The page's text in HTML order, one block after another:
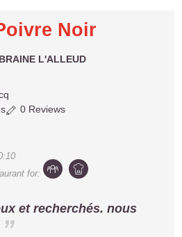
Noir
L'ALLEUD
0 Reviews
for:
et recherchés. nous